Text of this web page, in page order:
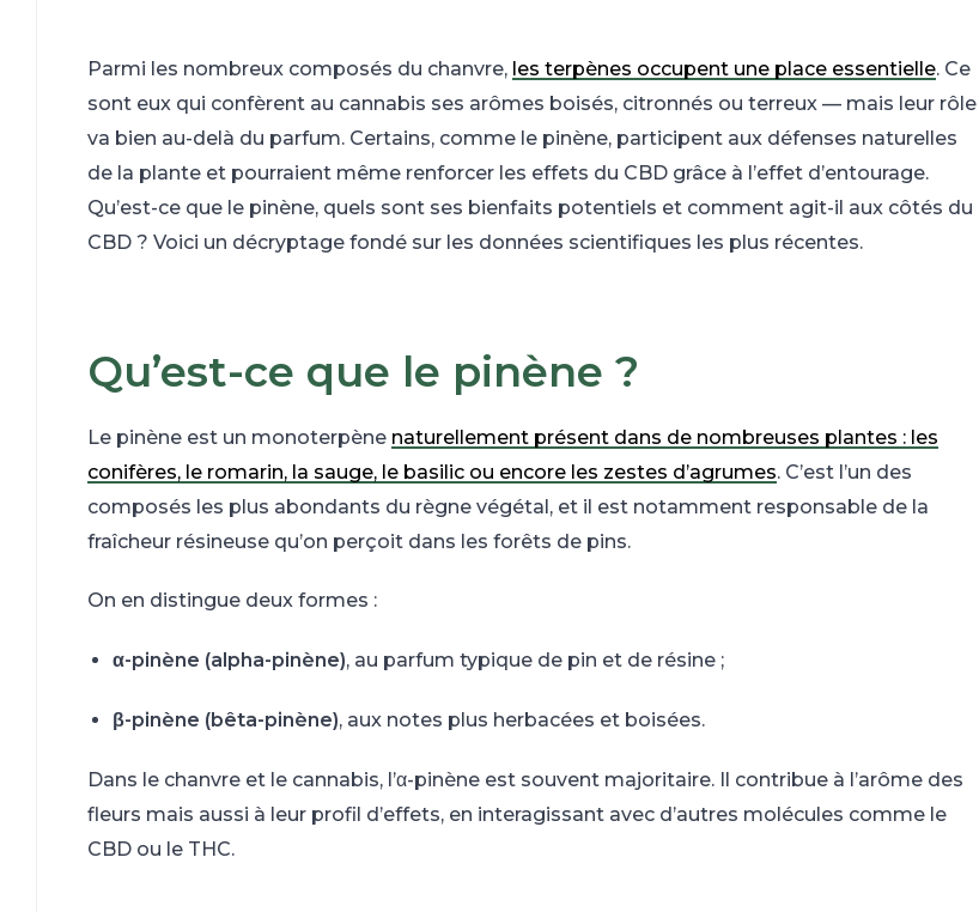
Parmi les nombreux composés du chanvre, les terpènes occupent une place essentielle. Ce
sont eux qui confèrent au cannabis ses arômes boisés, citronnés ou terreux — mais leur rôle
va bien au-delà du parfum. Certains, comme le pinène, participent aux défenses naturelles
de la plante et pourraient même renforcer les effets du CBD grâce à l’effet d’entourage.
Qu’est-ce que le pinène, quels sont ses bienfaits potentiels et comment agit-il aux côtés du
CBD ? Voici un décryptage fondé sur les données scientifiques les plus récentes.
Qu’est-ce que le pinène ?
Le pinène est un monoterpène naturellement présent dans de nombreuses plantes : les
conifères, le romarin, la sauge, le basilic ou encore les zestes d’agrumes. C’est l’un des
composés les plus abondants du règne végétal, et il est notamment responsable de la
fraîcheur résineuse qu’on perçoit dans les forêts de pins.
On en distingue deux formes :
α-pinène (alpha-pinène), au parfum typique de pin et de résine ;
β-pinène (bêta-pinène), aux notes plus herbacées et boisées.
Dans le chanvre et le cannabis, l’α-pinène est souvent majoritaire. Il contribue à l’arôme des
fleurs mais aussi à leur profil d’effets, en interagissant avec d’autres molécules comme le
CBD ou le THC.